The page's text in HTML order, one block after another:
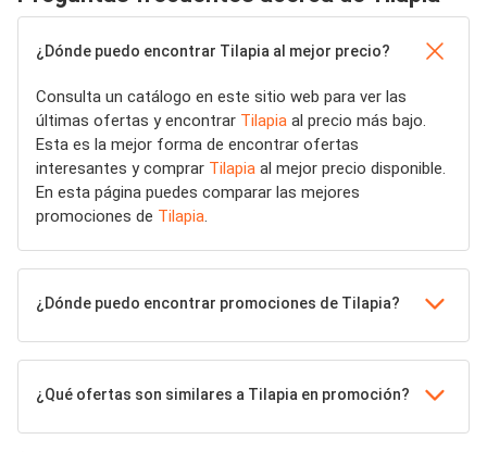
¿Dónde puedo encontrar Tilapia al mejor precio?
Consulta un catálogo en este sitio web para ver las
últimas ofertas y encontrar Tilapia al precio más bajo.
Esta es la mejor forma de encontrar ofertas
interesantes y comprar Tilapia al mejor precio disponible.
En esta página puedes comparar las mejores
promociones de Tilapia
¿Dónde puedo encontrar promociones de Tilapia?
¿Qué ofertas son similares a Tilapia en promoción?